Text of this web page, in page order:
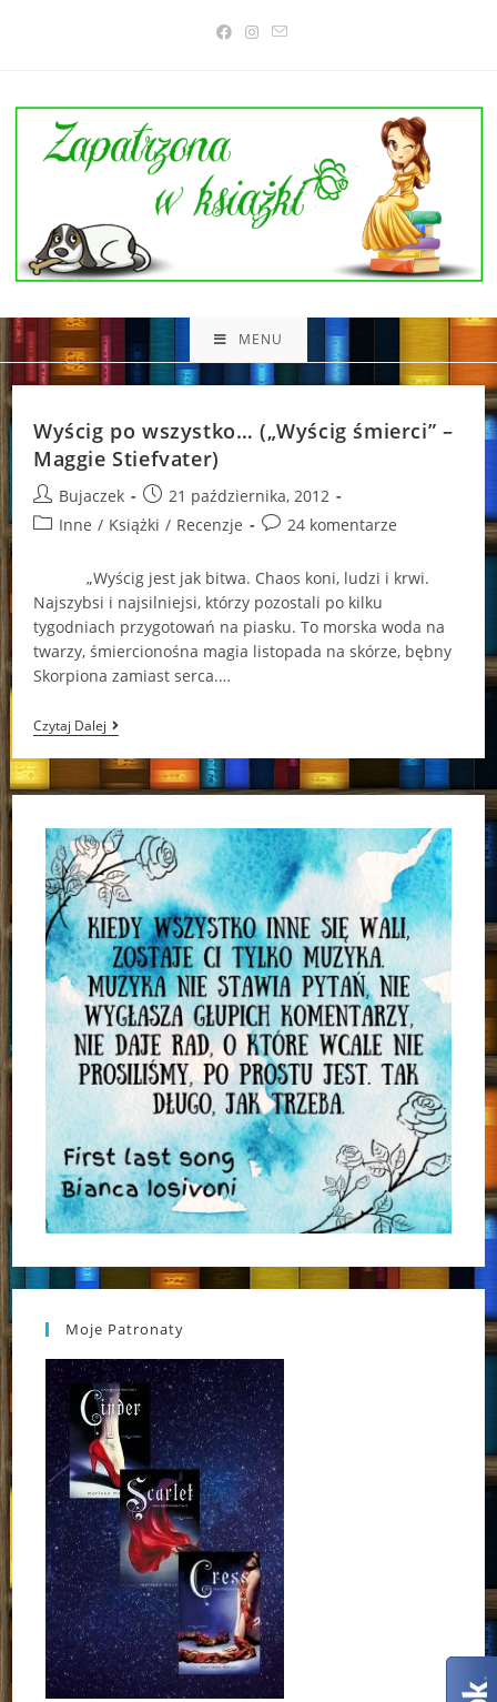
MENU
Wyścig po wszystko… („Wyścig śmierci” –
Maggie Stiefvater)
Post
author:
Bujaczek
Post
published:
21 października, 2012
PostInne / Książki / Recenzje
Post24 komentarze
„Wyścig jest jak bitwa. Chaos koni, ludzi i krwi.
Najszybsi i najsilniejsi, którzy pozostali po kilku
tygodniach przygotowań na piasku. To morska woda na
twarzy, śmiercionośna magia listopada na skórze, bębny
Skorpiona zamiast serca.…
Czytaj DalejWyścig
Po
Wszystko…
(„Wyścig
Śmierci”
Maggie
Stiefvater)
Moje Patronaty